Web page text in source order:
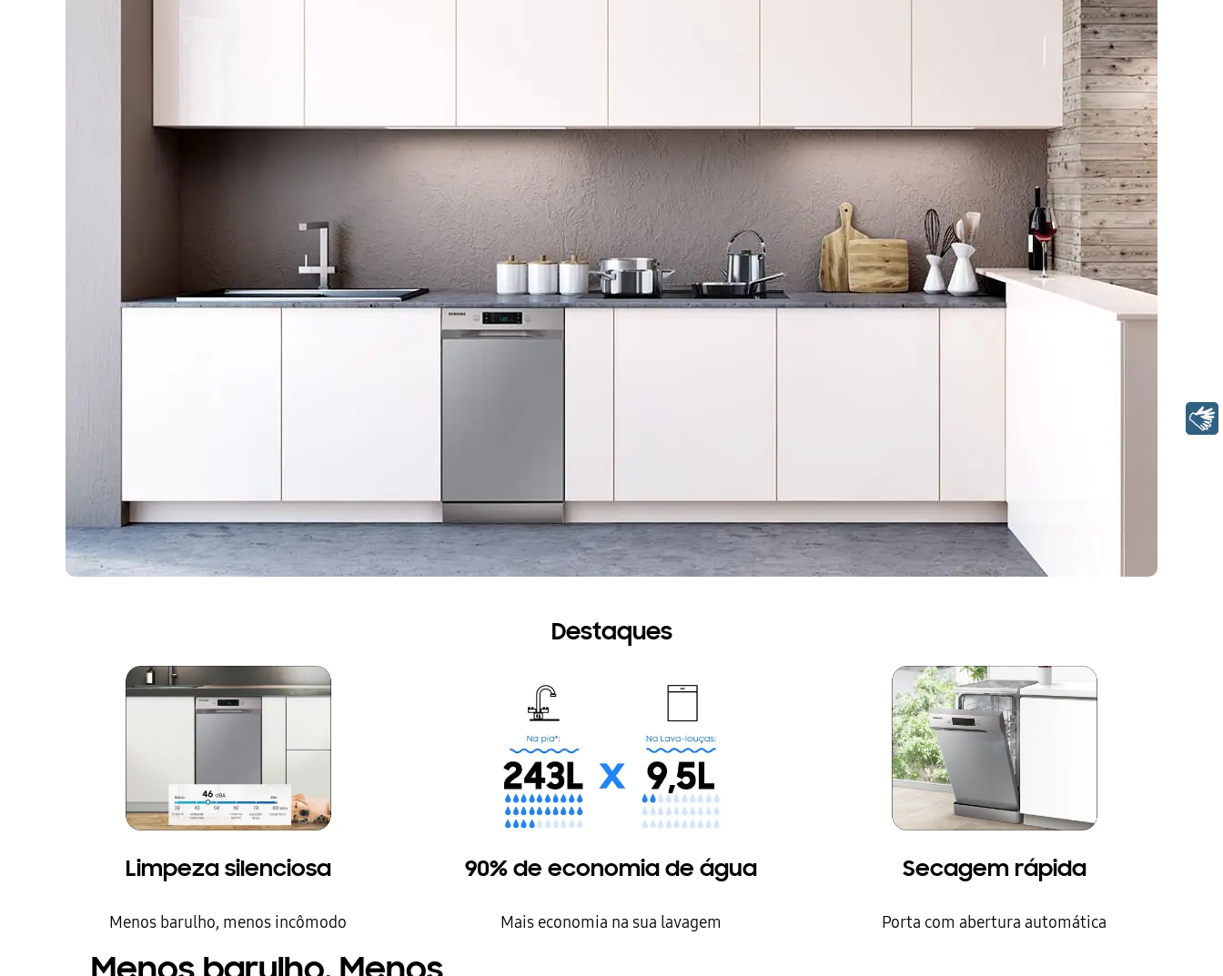
Destaques
Limpeza silenciosa
Menos barulho, menos incômodo
90% de economia de água
Mais economia na sua lavagem
Secagem rápida
Porta com abertura automática